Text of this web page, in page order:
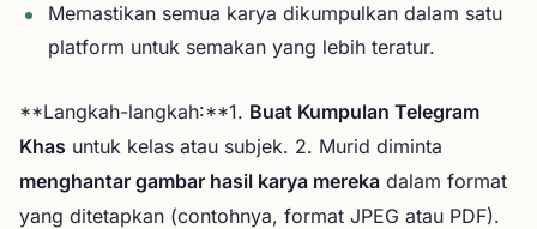
Memastikan semua karya dikumpulkan dalam satu
platform untuk semakan yang lebih teratur.
**Langkah-langkah:**1. Buat Kumpulan Telegram
Khas untuk kelas atau subjek. 2. Murid diminta
menghantar gambar hasil karya mereka dalam format
yang ditetapkan (contohnya, format JPEG atau PDF).